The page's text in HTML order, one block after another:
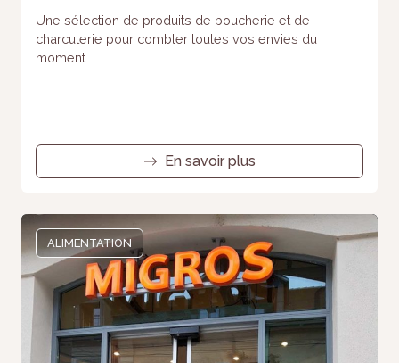
Une sélection de produits de boucherie et de
charcuterie pour combler toutes vos envies du
moment.
En savoir plus
ALIMENTATION